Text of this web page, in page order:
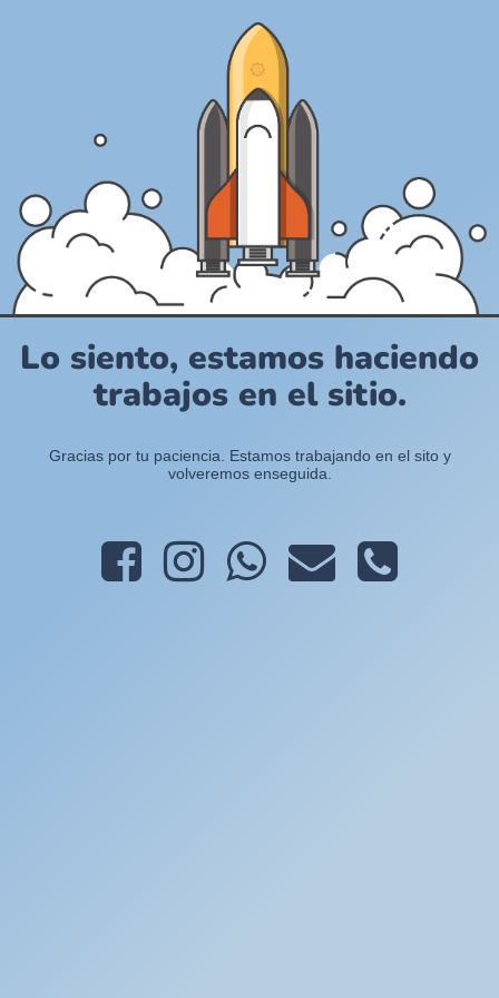
Lo siento, estamos haciendo
trabajos en el sitio.
Gracias por tu paciencia. Estamos trabajando en el sito y
volveremos enseguida.